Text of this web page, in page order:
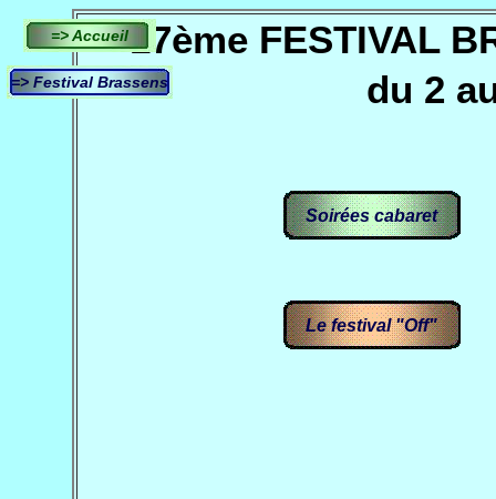
=> Accueil
=> Festival Brassens
17ème FESTIVAL
du 2
Soirées cabaret
Le festival "Off"